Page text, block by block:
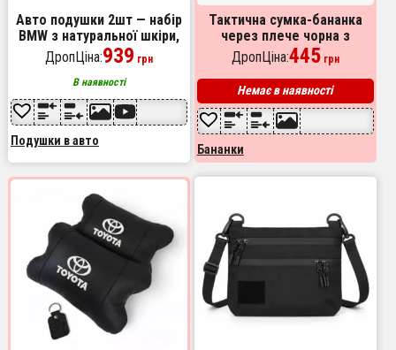
Авто подушки 2шт — набір
BMW з натуральної шкіри,
на підголівник у машину,
Автомобільна подушка БМВ
ДропЦіна:939 грн
В наявності
Подушки в авто
Тактична сумка-бананка
через плече чорна з
Cordura 1000D, поясна
чоловіча сумка з VELCRO та
карабіном
ДропЦіна:445грн
Немає в наявності
Бананки